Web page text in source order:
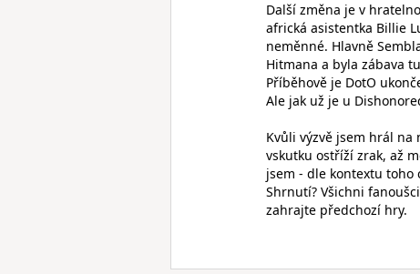
Další změna je v
africká asistentka Billie
neměnné. Hlavně
Hitmana a byla zábava
Příběhově je DotO
Ale jak už je u
Kvůli výzvě jsem hrál
vskutku ostříží zrak, až
jsem - dle kontextu toho
Shrnutí? Všichni
zahrajte předchozí hry.